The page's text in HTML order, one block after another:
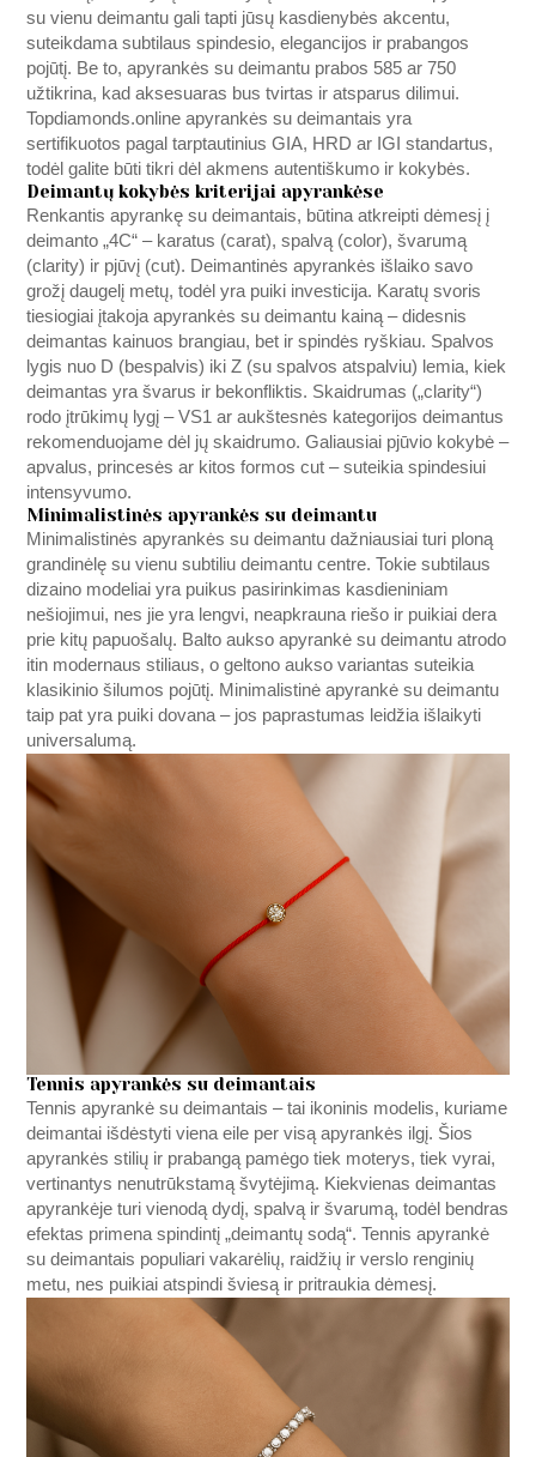
su vienu deimantu gali tapti jūsų kasdienybės akcentu,
suteikdama subtilaus spindesio, elegancijos ir prabangos
pojūtį. Be to, apyrankės su deimantu prabos 585 ar 750
užtikrina, kad aksesuaras bus tvirtas ir atsparus dilimui.
Topdiamonds.online apyrankės su deimantais yra
sertifikuotos pagal tarptautinius GIA, HRD ar IGI standartus,
todėl galite būti tikri dėl akmens autentiškumo ir kokybės.
Deimantų kokybės kriterijai apyrankėse
Renkantis apyrankę su deimantais, būtina atkreipti dėmesį į
deimanto „4C“ – karatus (carat), spalvą (color), švarumą
(clarity) ir pjūvį (cut). Deimantinės apyrankės išlaiko savo
grožį daugelį metų, todėl yra puiki investicija. Karatų svoris
tiesiogiai įtakoja apyrankės su deimantu kainą – didesnis
deimantas kainuos brangiau, bet ir spindės ryškiau. Spalvos
lygis nuo D (bespalvis) iki Z (su spalvos atspalviu) lemia, kiek
deimantas yra švarus ir bekonfliktis. Skaidrumas („clarity“)
rodo įtrūkimų lygį – VS1 ar aukštesnės kategorijos deimantus
rekomenduojame dėl jų skaidrumo. Galiausiai pjūvio kokybė –
apvalus, princesės ar kitos formos cut – suteikia spindesiui
intensyvumo.
Minimalistinės apyrankės su deimantu
Minimalistinės apyrankės su deimantu dažniausiai turi ploną
grandinėlę su vienu subtiliu deimantu centre. Tokie subtilaus
dizaino modeliai yra puikus pasirinkimas kasdieniniam
nešiojimui, nes jie yra lengvi, neapkrauna riešo ir puikiai dera
prie kitų papuošalų. Balto aukso apyrankė su deimantu atrodo
itin modernaus stiliaus, o geltono aukso variantas suteikia
klasikinio šilumos pojūtį. Minimalistinė apyrankė su deimantu
taip pat yra puiki dovana – jos paprastumas leidžia išlaikyti
universalumą.
Tennis apyrankės su deimantais
Tennis apyrankė su deimantais – tai ikoninis modelis, kuriame
deimantai išdėstyti viena eile per visą apyrankės ilgį. Šios
apyrankės stilių ir prabangą pamėgo tiek moterys, tiek vyrai,
vertinantys nenutrūkstamą švytėjimą. Kiekvienas deimantas
apyrankėje turi vienodą dydį, spalvą ir švarumą, todėl bendras
efektas primena spindintį „deimantų sodą“. Tennis apyrankė
su deimantais populiari vakarėlių, raidžių ir verslo renginių
metu, nes puikiai atspindi šviesą ir pritraukia dėmesį.